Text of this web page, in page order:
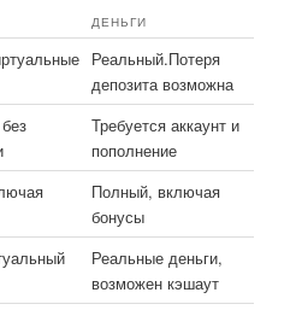
ДЕНЬГИ
Реальный.Потеря
депозита возможна
Требуется аккаунт и
пополнение
Полный, включая
бонусы
Реальные деньги,
возможен кэшаут